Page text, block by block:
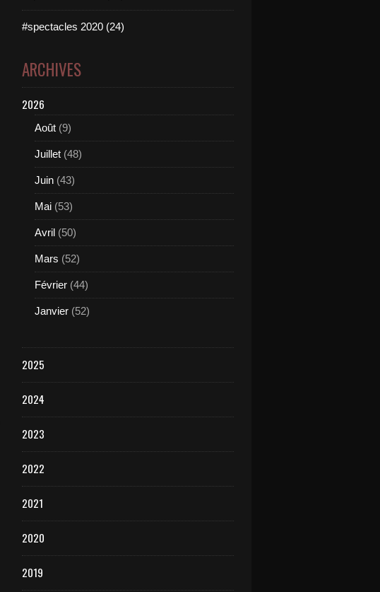
#spectacles 2020 (24)
ARCHIVES
2026
Août (9)
Juillet (48)
Juin (43)
Mai (53)
Avril (50)
Mars (52)
Février (44)
Janvier (52)
2025
2024
2023
2022
2021
2020
2019